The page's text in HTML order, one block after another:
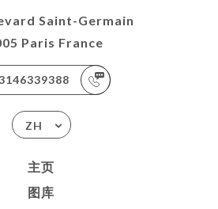
Saint-Germain
Paris France
ZH
主页
图库